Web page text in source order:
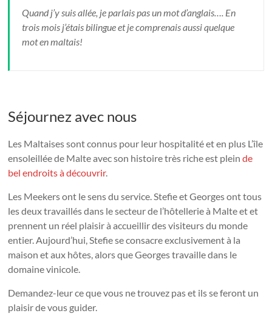
Quand j’y suis allée, je parlais pas un mot d’anglais…. En
trois mois j’étais bilingue et je comprenais aussi quelque
mot en maltais!
Séjournez avec nous
Les Maltaises sont connus pour leur hospitalité et en plus L’île
ensoleillée de Malte avec son histoire très riche est pleinde
bel endroits à découvrir.
Les Meekers ont le sens du service. Stefie et Georges ont tous
les deux travaillés dans le secteur de l’hôtellerie à Malte et et
prennent un réel plaisir à accueillir des visiteurs du monde
entier. Aujourd’hui, Stefie se consacre exclusivement à la
maison et aux hôtes, alors que Georges travaille dans le
domaine vinicole.
Demandez-leur ce que vous ne trouvez pas et ils se feront un
plaisir de vous guider.